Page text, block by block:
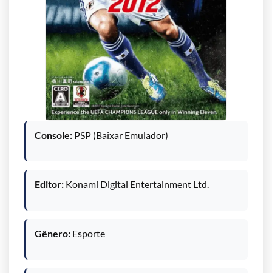
Console: PSP (Baixar Emulador)
Editor: Konami Digital Entertainment Ltd.
Gênero: Esporte